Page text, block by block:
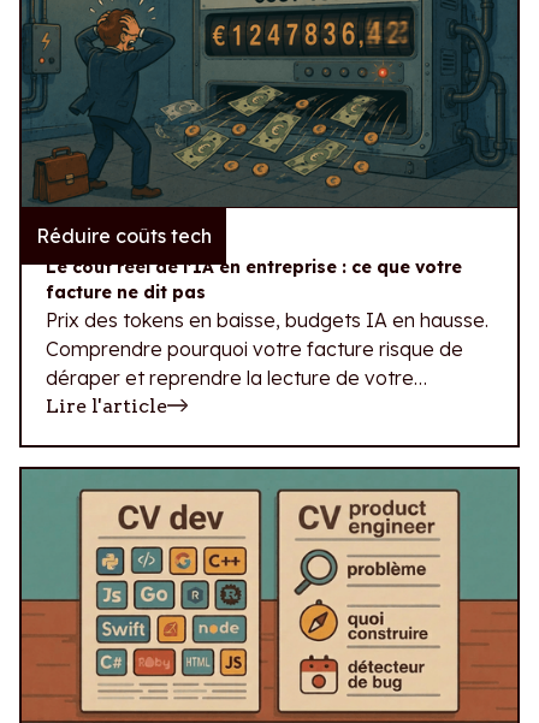
Réduire coûts tech
23.07.2026
Le coût réel de l'IA en entreprise : ce que votre
facture ne dit pas
Prix des tokens en baisse, budgets IA en hausse.
Comprendre pourquoi votre facture risque de
déraper et reprendre la lecture de votre
dépense IA.
Lire l'article